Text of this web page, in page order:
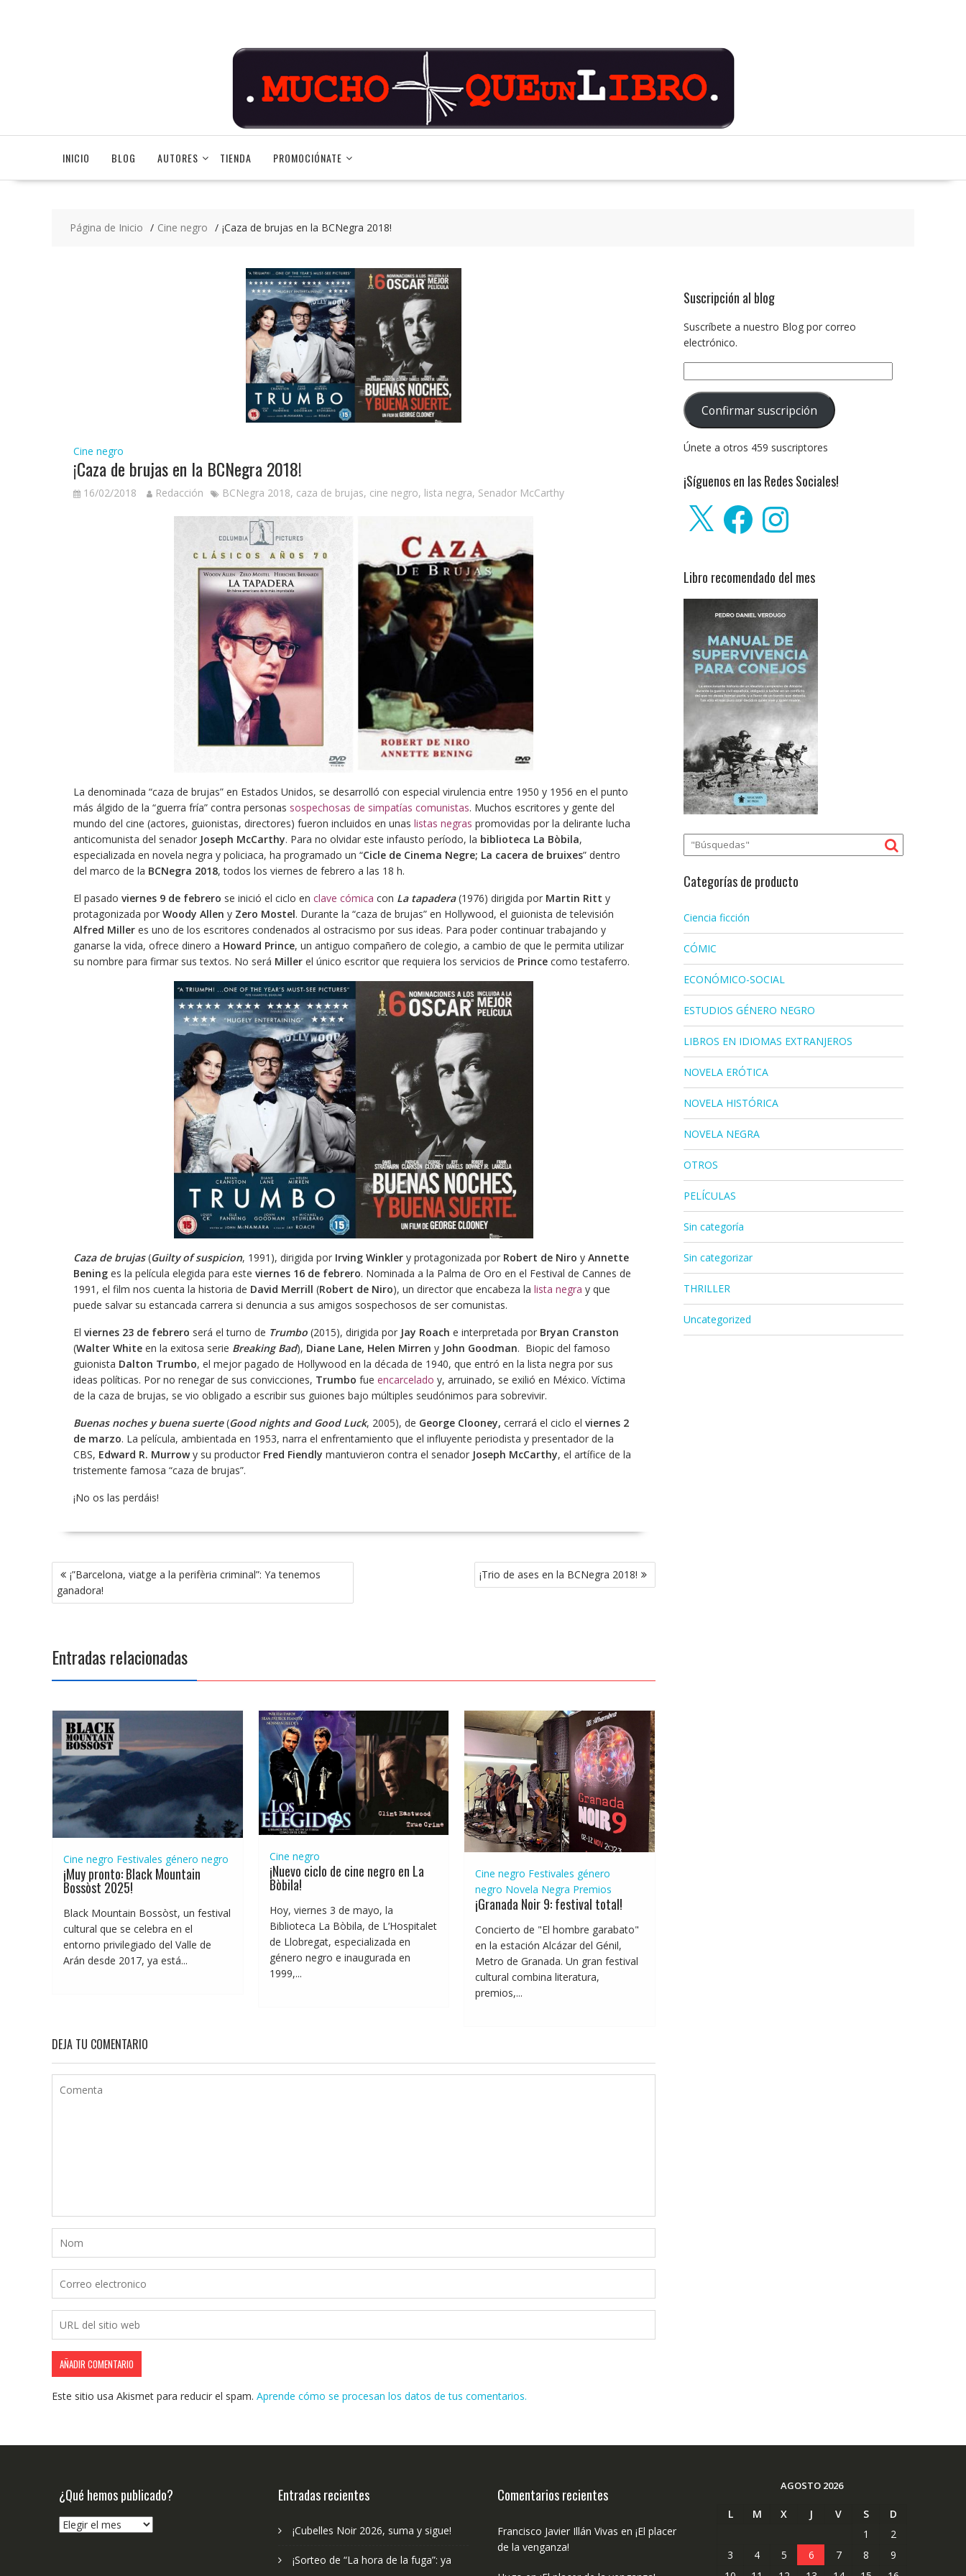
INICIO BLOG AUTORES TIENDA PROMOCIÓNATE
Página de Inicio Cine negro ¡Caza de brujas en la BCNegra 2018!
Cine negro
¡Caza de brujas en la BCNegra 2018!
16/02/2018 Redacción BCNegra 2018, caza de brujas, cine negro, lista negra, Senador McCarthy
La denominada “caza de brujas” en Estados Unidos, se desarrolló con especial virulencia entre 1950 y 1956 en el punto
más álgido de la “guerra fría” contra personas sospechosas de simpatías comunistas. Muchos escritores y gente del
mundo del cine (actores, guionistas, directores) fueron incluidos en unas listas negras promovidas por la delirante lucha
anticomunista del senador Joseph McCarthy. Para no olvidar este infausto período, la biblioteca La Bòbila,
especializada en novela negra y policiaca, ha programado un “Cicle de Cinema Negre; La cacera de bruixes” dentro
del marco de la BCNegra 2018, todos los viernes de febrero a las 18 h.
El pasado viernes 9 de febrero se inició el ciclo en clave cómica con La tapadera(1976) dirigida por Martin Ritt y
protagonizada por Woody Allen y Zero Mostel. Durante la “caza de brujas” en Hollywood, el guionista de televisión
Alfred Miller es uno de los escritores condenados al ostracismo por sus ideas. Para poder continuar trabajando y
ganarse la vida, ofrece dinero a Howard Prince, un antiguo compañero de colegio, a cambio de que le permita utilizar
su nombre para firmar sus textos. No será Miller el único escritor que requiera los servicios de Prince como testaferro.
Caza de brujas(Guilty of suspicion, 1991), dirigida por Irving Winkler y protagonizada por Robert de Niro y Annette
Bening es la película elegida para este viernes 16 de febrero. Nominada a la Palma de Oro en el Festival de Cannes de
1991, el film nos cuenta la historia de David Merrill (Robert de Niro), un director que encabeza la lista negra y que
puede salvar su estancada carrera si denuncia a sus amigos sospechosos de ser comunistas.
El viernes 23 de febrero será el turno de Trumbo (2015), dirigida por Jay Roach e interpretada por Bryan Cranston
(Walter White en la exitosa serie Breaking Bad), Diane Lane, Helen Mirren y John Goodman. Biopic del famoso
guionista Dalton Trumbo, el mejor pagado de Hollywood en la década de 1940, que entró en la lista negra por sus
ideas políticas. Por no renegar de sus convicciones, Trumbo fue encarcelado y, arruinado, se exilió en México. Víctima
de la caza de brujas, se vio obligado a escribir sus guiones bajo múltiples seudónimos para sobrevivir.
Buenas noches y buena suerte(Good nights and Good Luck, 2005), de George Clooney, cerrará el ciclo el viernes 2
de marzo. La película, ambientada en 1953, narra el enfrentamiento que el influyente periodista y presentador de la
CBS, Edward R. Murrowy su productor Fred Fiendly mantuvieron contra el senador Joseph McCarthy, el artífice de la
tristemente famosa “caza de brujas”.
¡No os las perdáis!
Navegación
de
entradas
¡”Barcelona, viatge a la perifèria criminal”: Ya tenemos
ganadora!
¡Trio de ases en la BCNegra 2018!
Entradas relacionadas
Cine negro Festivales género negro
¡Muy pronto: Black Mountain
Bossòst 2025!
Black Mountain Bossòst, un festival
cultural que se celebra en el
entorno privilegiado del Valle de
Arán desde 2017, ya está...
Cine negro
¡Nuevo ciclo de cine negro en La
Bòbila!
Hoy, viernes 3 de mayo, la
Biblioteca La Bòbila, de L’Hospitalet
de Llobregat, especializada en
género negro e inaugurada en
1999,...
Cine negro Festivales género
negro Novela Negra Premios
¡Granada Noir 9: festival total!
Concierto de "El hombre garabato"
en la estación Alcázar del Génil,
Metro de Granada. Un gran festival
cultural combina literatura,
premios,...
DEJA TU COMENTARIO
Este sitio usa Akismet para reducir el spam. Aprende cómo se procesan los datos de tus comentarios.
Suscripción al blog
Suscríbete a nuestro Blog por correo
electrónico.
de
correo
electrónico:
Confirmar suscripción
Únete a otros 459 suscriptores
¡Síguenos en las Redes Sociales!
FacebookInstagram
Libro recomendado del mes
Categorías de producto
Ciencia ficción
CÓMIC
ECONÓMICO-SOCIAL
ESTUDIOS GÉNERO NEGRO
LIBROS EN IDIOMAS EXTRANJEROS
NOVELA ERÓTICA
NOVELA HISTÓRICA
NOVELA NEGRA
OTROS
PELÍCULAS
Sin categoría
Sin categorizar
THRILLER
Uncategorized
¿Qué hemos publicado?
¿Qué
Entradas recientes
¡Cubelles Noir 2026, suma y sigue!
¡Sorteo de “La hora de la fuga”: ya
Comentarios recientes
Francisco Javier Illán Vivas en ¡El placer
de la venganza!
AGOSTO 2026
L M X J V S
D
1
2
3
4 5 6 7 8
9